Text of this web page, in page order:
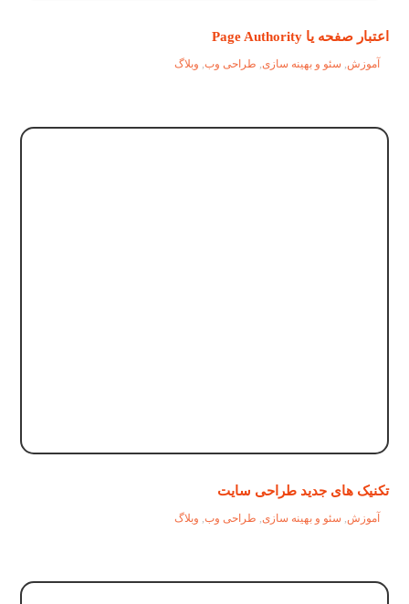
اعتبار صفحه یا Page Authority
آموزش, سئو و بهینه سازی, طراحی وب, وبلاگ
تکنیک های جدید طراحی سایت
آموزش, سئو و بهینه سازی, طراحی وب, وبلاگ